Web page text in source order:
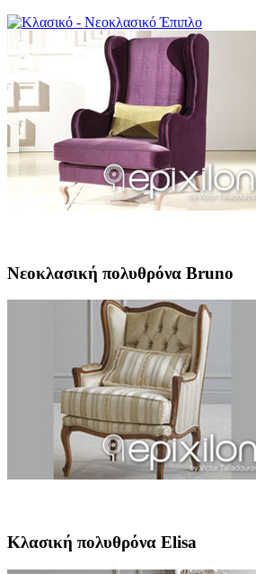
Νεοκλασική πολυθρόνα Bruno
Κλασική πολυθρόνα Elisa